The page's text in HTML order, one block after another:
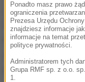
Jakub Wolny oraz
Wąsek, który
Horngacher
mamucim
Ponadto masz prawo
ograniczenia
Prezesa Urzędu
znajdziesz informacje
informacje na temat
polityce prywatności.
Administratorem tych
Grupa RMF sp. z o.o.
1.